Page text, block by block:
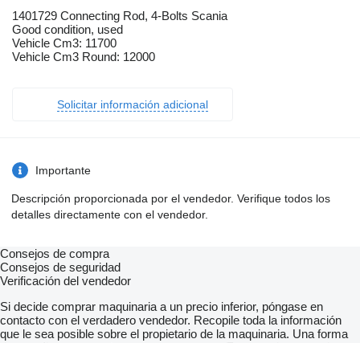
1401729 Connecting Rod, 4-Bolts Scania
Good condition, used
Vehicle Cm3: 11700
Vehicle Cm3 Round: 12000
Solicitar información adicional
Importante
Descripción proporcionada por el vendedor. Verifique todos los
detalles directamente con el vendedor.
Consejos de compra
Consejos de seguridad
Verificación del vendedor
Si decide comprar maquinaria a un precio inferior, póngase en
contacto con el verdadero vendedor. Recopile toda la información
que le sea posible sobre el propietario de la maquinaria. Una forma